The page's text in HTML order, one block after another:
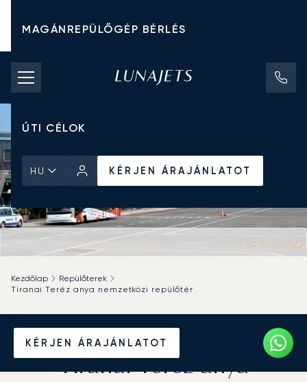
MAGÁNREPÜLŐGÉP BÉRLÉS
CHARTER ÁRAK
MAGÁNREPÜLŐGÉPEK
ÚTI CÉLOK
HU KÉRJEN ÁRAJÁNLATOT
KÉRJEN ÁRAJÁNLATOT
Kezdőlap
Repülőterek
Tiranai Teréz anya nemzetközi repülőtér
Magánrepülőgép bérlése a
Tiranai Teréz anya